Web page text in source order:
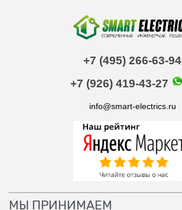
+7 (495) 266-63-94
+7 (926) 419-43-27
info@smart-electrics.ru
МЫ ПРИНИМАЕМ